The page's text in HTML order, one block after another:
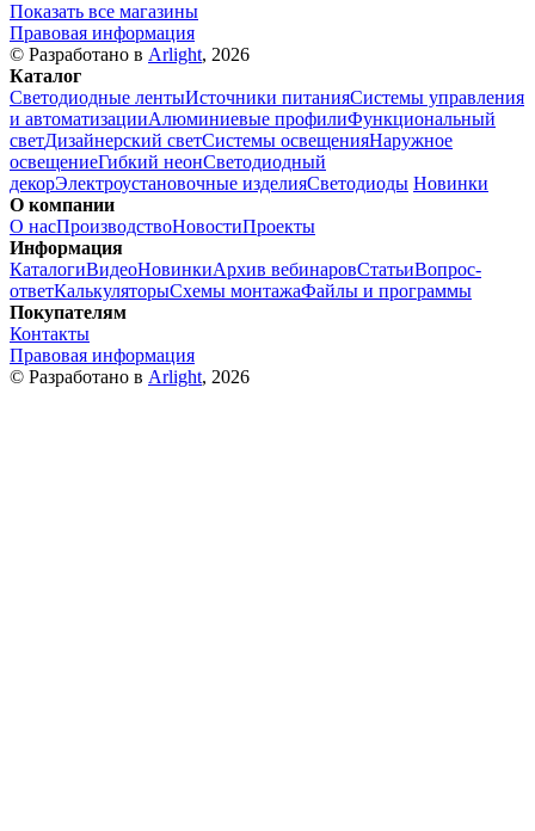
Показать все магазины
Правовая информация
© Разработано в Arlight, 2026
Каталог
Светодиодные лентыИсточники питанияСистемы управления
и автоматизацииАлюминиевые профилиФункциональный
светДизайнерский светСистемы освещенияНаружное
освещениеГибкий неонСветодиодный
декорЭлектроустановочные изделияСветодиоды Новинки
О компании
О насПроизводствоНовостиПроекты
Информация
КаталогиВидеоНовинкиАрхив вебинаровСтатьиВопрос-
ответКалькуляторыСхемы монтажаФайлы и программы
Покупателям
Контакты
Правовая информация
© Разработано в Arlight, 2026